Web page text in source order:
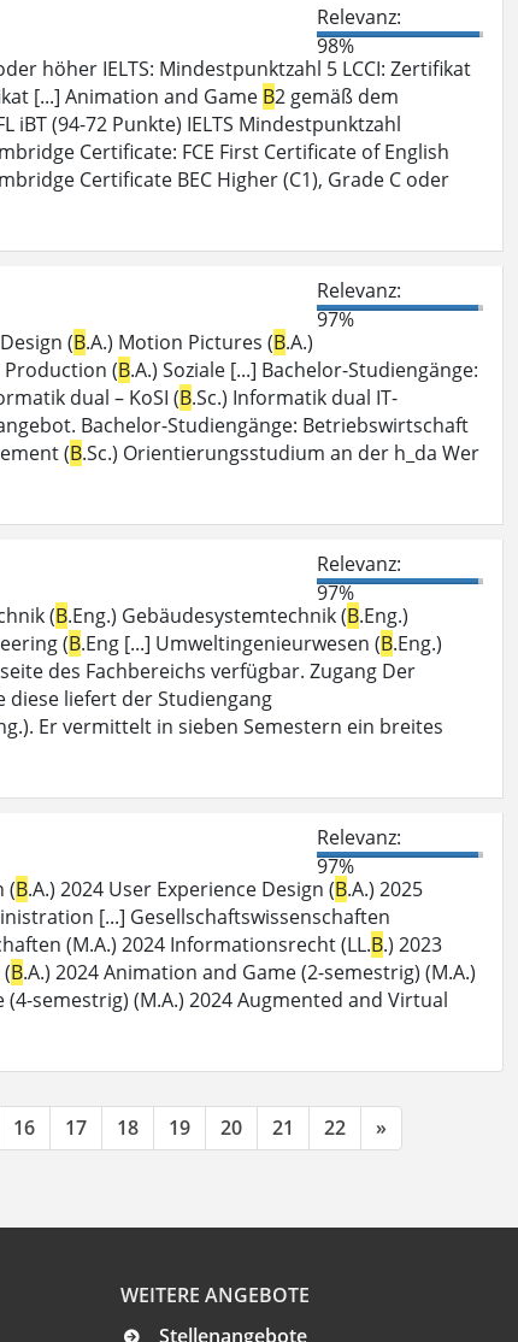
Relevanz:
98%
höher IELTS: Mindestpunktzahl 5 LCCI: Zertifikat
[...] Animation and Game B2 gemäß dem
iBT (94-72 Punkte) IELTS Mindestpunktzahl
Certificate: FCE First Certificate of English
Certificate BEC Higher (C1), Grade C oder
Relevanz:
97%
(B.A.) Motion Pictures (B.A.)
Production (B.A.) Soziale [...] Bachelor-Studiengänge:
dual – KoSI (B.Sc.) Informatik dual IT-
Bachelor-Studiengänge: Betriebswirtschaft
(B.Sc.) Orientierungsstudium an der h_da Wer
Relevanz:
97%
(B.Eng.) Gebäudesystemtechnik (B.Eng.)
(B.Eng [...] Umweltingenieurwesen (B.Eng.)
des Fachbereichs verfügbar. Zugang Der
diese liefert der Studiengang
Er vermittelt in sieben Semestern ein breites
Relevanz:
97%
(B.A.) 2024 User Experience Design (B.A.) 2025
[...] Gesellschaftswissenschaften
(M.A.) 2024 Informationsrecht (LL.B.) 2023
B.A.) 2024 Animation and Game (2-semestrig) (M.A.)
semestrig) (M.A.) 2024 Augmented and Virtual
16 17 18 19 20 21 22 »
WEITERE ANGEBOTE
Stellenangebote